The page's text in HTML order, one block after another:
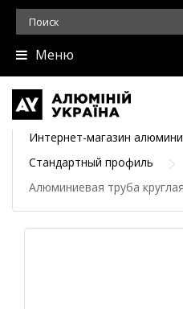
Меню
Интернет-магазин
Стандартный профиль
Алюминиевая труба